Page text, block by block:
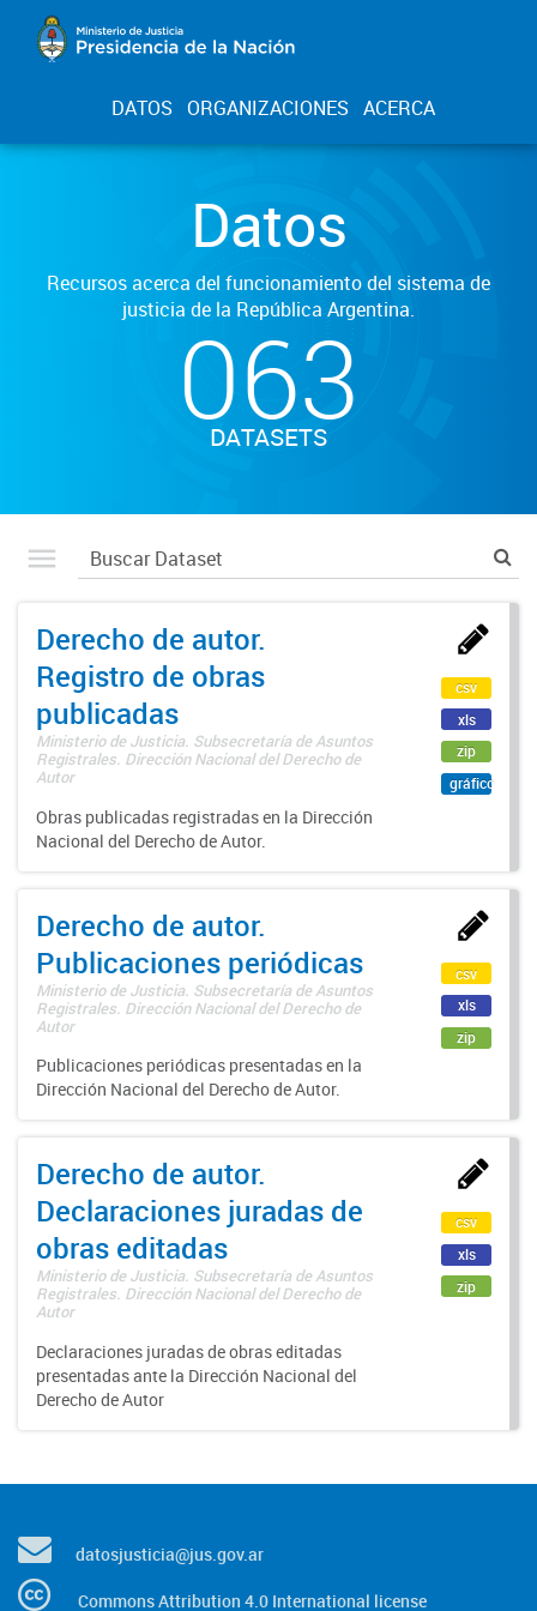
DATOS ORGANIZACIONES ACERCA
Datos
Recursos acerca del funcionamiento del sistema de
justicia de la República Argentina.
063
DATASETS
Derecho de autor.
Registro de obras
publicadas
Ministerio de Justicia. Subsecretaría de Asuntos
Registrales. Dirección Nacional del Derecho de
Autor
Obras publicadas registradas en la Dirección
Nacional del Derecho de Autor.
csv
xls
zip
gráfico
Derecho de autor.
Publicaciones periódicas
Ministerio de Justicia. Subsecretaría de Asuntos
Registrales. Dirección Nacional del Derecho de
Autor
Publicaciones periódicas presentadas en la
Dirección Nacional del Derecho de Autor.
csv
xls
zip
Derecho de autor.
Declaraciones juradas de
obras editadas
Ministerio de Justicia. Subsecretaría de Asuntos
Registrales. Dirección Nacional del Derecho de
Autor
Declaraciones juradas de obras editadas
presentadas ante la Dirección Nacional del
Derecho de Autor
csv
xls
zip
datosjusticia@jus.gov.ar
Commons Attribution 4.0 International license